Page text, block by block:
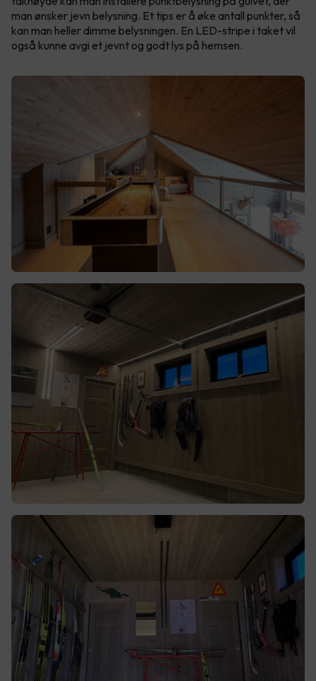
man ønsker jevn belysning. Et tips er å øke antall punkter, så
kan man heller dimme belysningen. En LED-stripe i taket vil
også kunne avgi et jevnt og godt lys på hemsen.